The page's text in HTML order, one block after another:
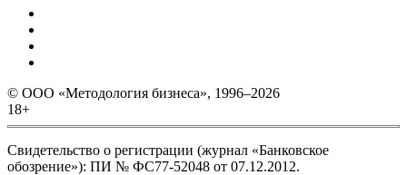
© ООО «Методология бизнеса», 1996–2026
18+
Свидетельство о регистрации (журнал «Банковское
обозрение»): ПИ № ФС77-52048 от 07.12.2012.